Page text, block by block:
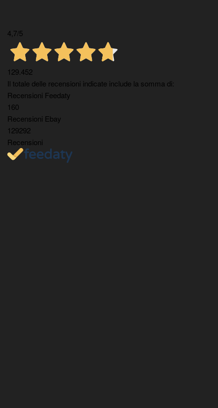
4,7/5
129.452
Il totale delle recensioni indicate include la somma di:
Recensioni Feedaty
160
Recensioni Ebay
129292
Recensioni